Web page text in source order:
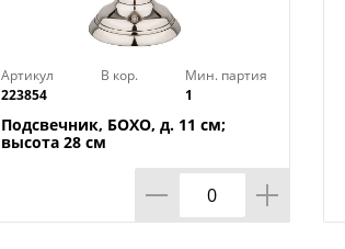
Артикул
223854
В кор.
Мин. партия
1
Подсвечник, БОХО, д. 11 см;
высота 28 см